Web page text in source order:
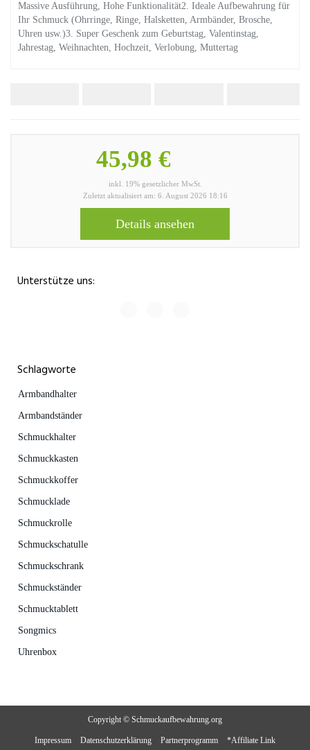
Massive Ausführung, Hohe Funktionalität2. Ideale Aufbewahrung für
Ihr Schmuck (Ohrringe, Ringe, Halsketten, Armbänder, Brosche,
Uhren usw.)3. Super Geschenk zum Geburtstag, Valentinstag,
Jahrestag, Weihnachten, Hochzeit, Verlobung, Muttertag
45,98 €
inkl. 19% gesetzlicher MwSt.
Zuletzt aktualisiert am: 6. August 2026 18:16
Details ansehen
Unterstütze uns:
Schlagworte
Armbandhalter
Armbandständer
Schmuckhalter
Schmuckkasten
Schmuckkoffer
Schmucklade
Schmuckrolle
Schmuckschatulle
Schmuckschrank
Schmuckständer
Schmucktablett
Songmics
Uhrenbox
Copyright © Schmuckaufbewahrung.org
Impressum Datenschutzerklärung Partnerprogramm *Affiliate Link